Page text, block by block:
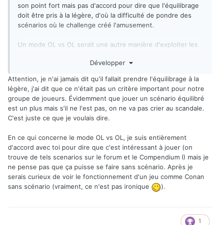
son point fort mais pas d'accord pour dire que l'équilibrage
doit être pris à la légère, d'où la difficulté de pondre des
scénarios où le challenge créé l'amusement.
Un mode OL vs OL serait une autre manière d'exploiter les
le monde de Conan où les escarmouches sont aussi
Développer
Attention, je n'ai jamais dit qu'il fallait prendre l'équilibrage à la
légère, j'ai dit que ce n'était pas un critère important pour notre
groupe de joueurs. Évidemment que jouer un scénario équilibré
est un plus mais s'il ne l'est pas, on ne va pas crier au scandale.
C'est juste ce que je voulais dire.
En ce qui concerne le mode OL vs OL, je suis entièrement
d'accord avec toi pour dire que c'est intéressant à jouer (on
trouve de tels scenarios sur le forum et le Compendium I) mais je
ne pense pas que ça puisse se faire sans scénario. Après je
serais curieux de voir le fonctionnement d'un jeu comme Conan
sans scénario (vraiment, ce n'est pas ironique
).
1